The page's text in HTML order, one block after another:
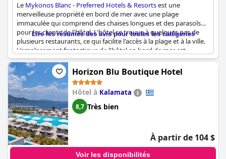
Le Mykonos Blanc - Preferred Hotels & Resortsest une
merveilleuse propriété en bord de mer avec une plage
immaculée qui comprend des chaises longues et des parasols
pour les clients de l'hôtel. L'hôtel se trouve à quelques pas de
plusieurs restaurants, ce qui facilite l'accès à la plage et à la ville.
L'emplacement fantastique de l'hôtel en bord de mer est
protégé du vent et offre un superbe club de plage. Les
chambres spacieuses et confortables sont très propres et
disposent d'une plage. Vous pourrez prendre un petit déjeuner
délicieux en admirant la plage et la baie d'Ornos. L'hôtel dispose
également de son propre Beachbar, ce qui en fait un véritable
complexe 5 étoiles situé directement sur la plage.
L'emplacement de l'hôtel, directement sur la mer et avec son
propre Beachbar, est excellent avec une bonne organisation des
chaises longues sur la plage et de l'eau fournie dans une
glacière. La plage et le petit déjeuner sont également très
appréciés par les clients.
Lire les résumés des avis pour toutes les catégories
Horizon Blu Boutique Hotel
Hôtel à Kalamata
8,7 Très bien
À partir de 104 $
Voir les disponibilités